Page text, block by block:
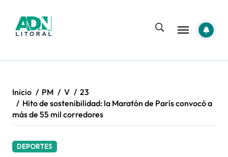
contenido
Inicio PM V
23
Hito de sostenibilidad: la Maratón de París convocó a
más de 55 mil corredores
DEPORTES